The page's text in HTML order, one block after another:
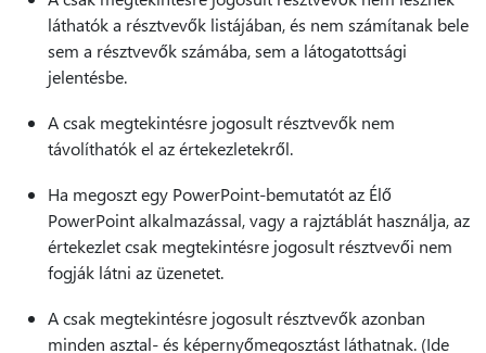
láthatók a résztvevők listájában, és nem számítanak bele
sem a résztvevők számába, sem a látogatottsági
jelentésbe.
A csak megtekintésre jogosult résztvevők nem
távolíthatók el az értekezletekről.
Ha megoszt egy PowerPoint-bemutatót az Élő
PowerPoint alkalmazással, vagy a rajztáblát használja, az
értekezlet csak megtekintésre jogosult résztvevői nem
fogják látni az üzenetet.
A csak megtekintésre jogosult résztvevők azonban
minden asztal- és képernyőmegosztást láthatnak. (Ide